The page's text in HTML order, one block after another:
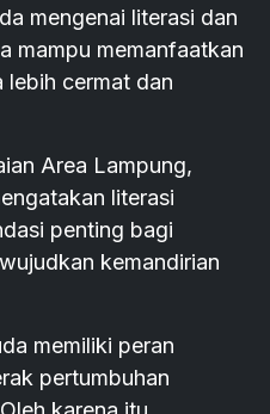
mengenai literasi dan
mampu memanfaatkan
lebih cermat dan
Area Lampung,
literasi
penting bagi
kemandirian
memiliki peran
pertumbuhan